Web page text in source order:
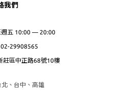
我們
週五 10:00 — 20:00
29908565
莊區中正路68號10樓
、台中、高雄